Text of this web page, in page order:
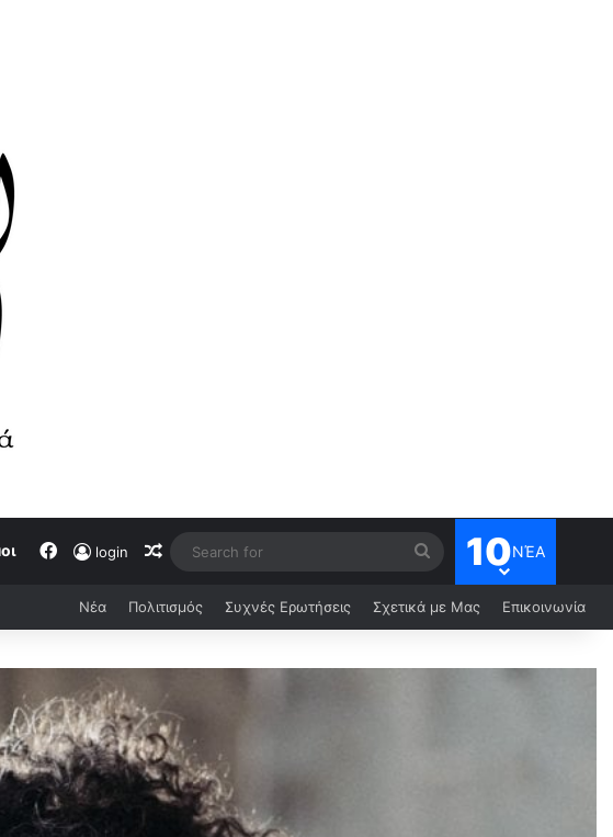
login 10ΝΈΑ
Νέα Πολιτισμός Συχνές Ερωτήσεις Σχετικά με Μας Επικοινωνία